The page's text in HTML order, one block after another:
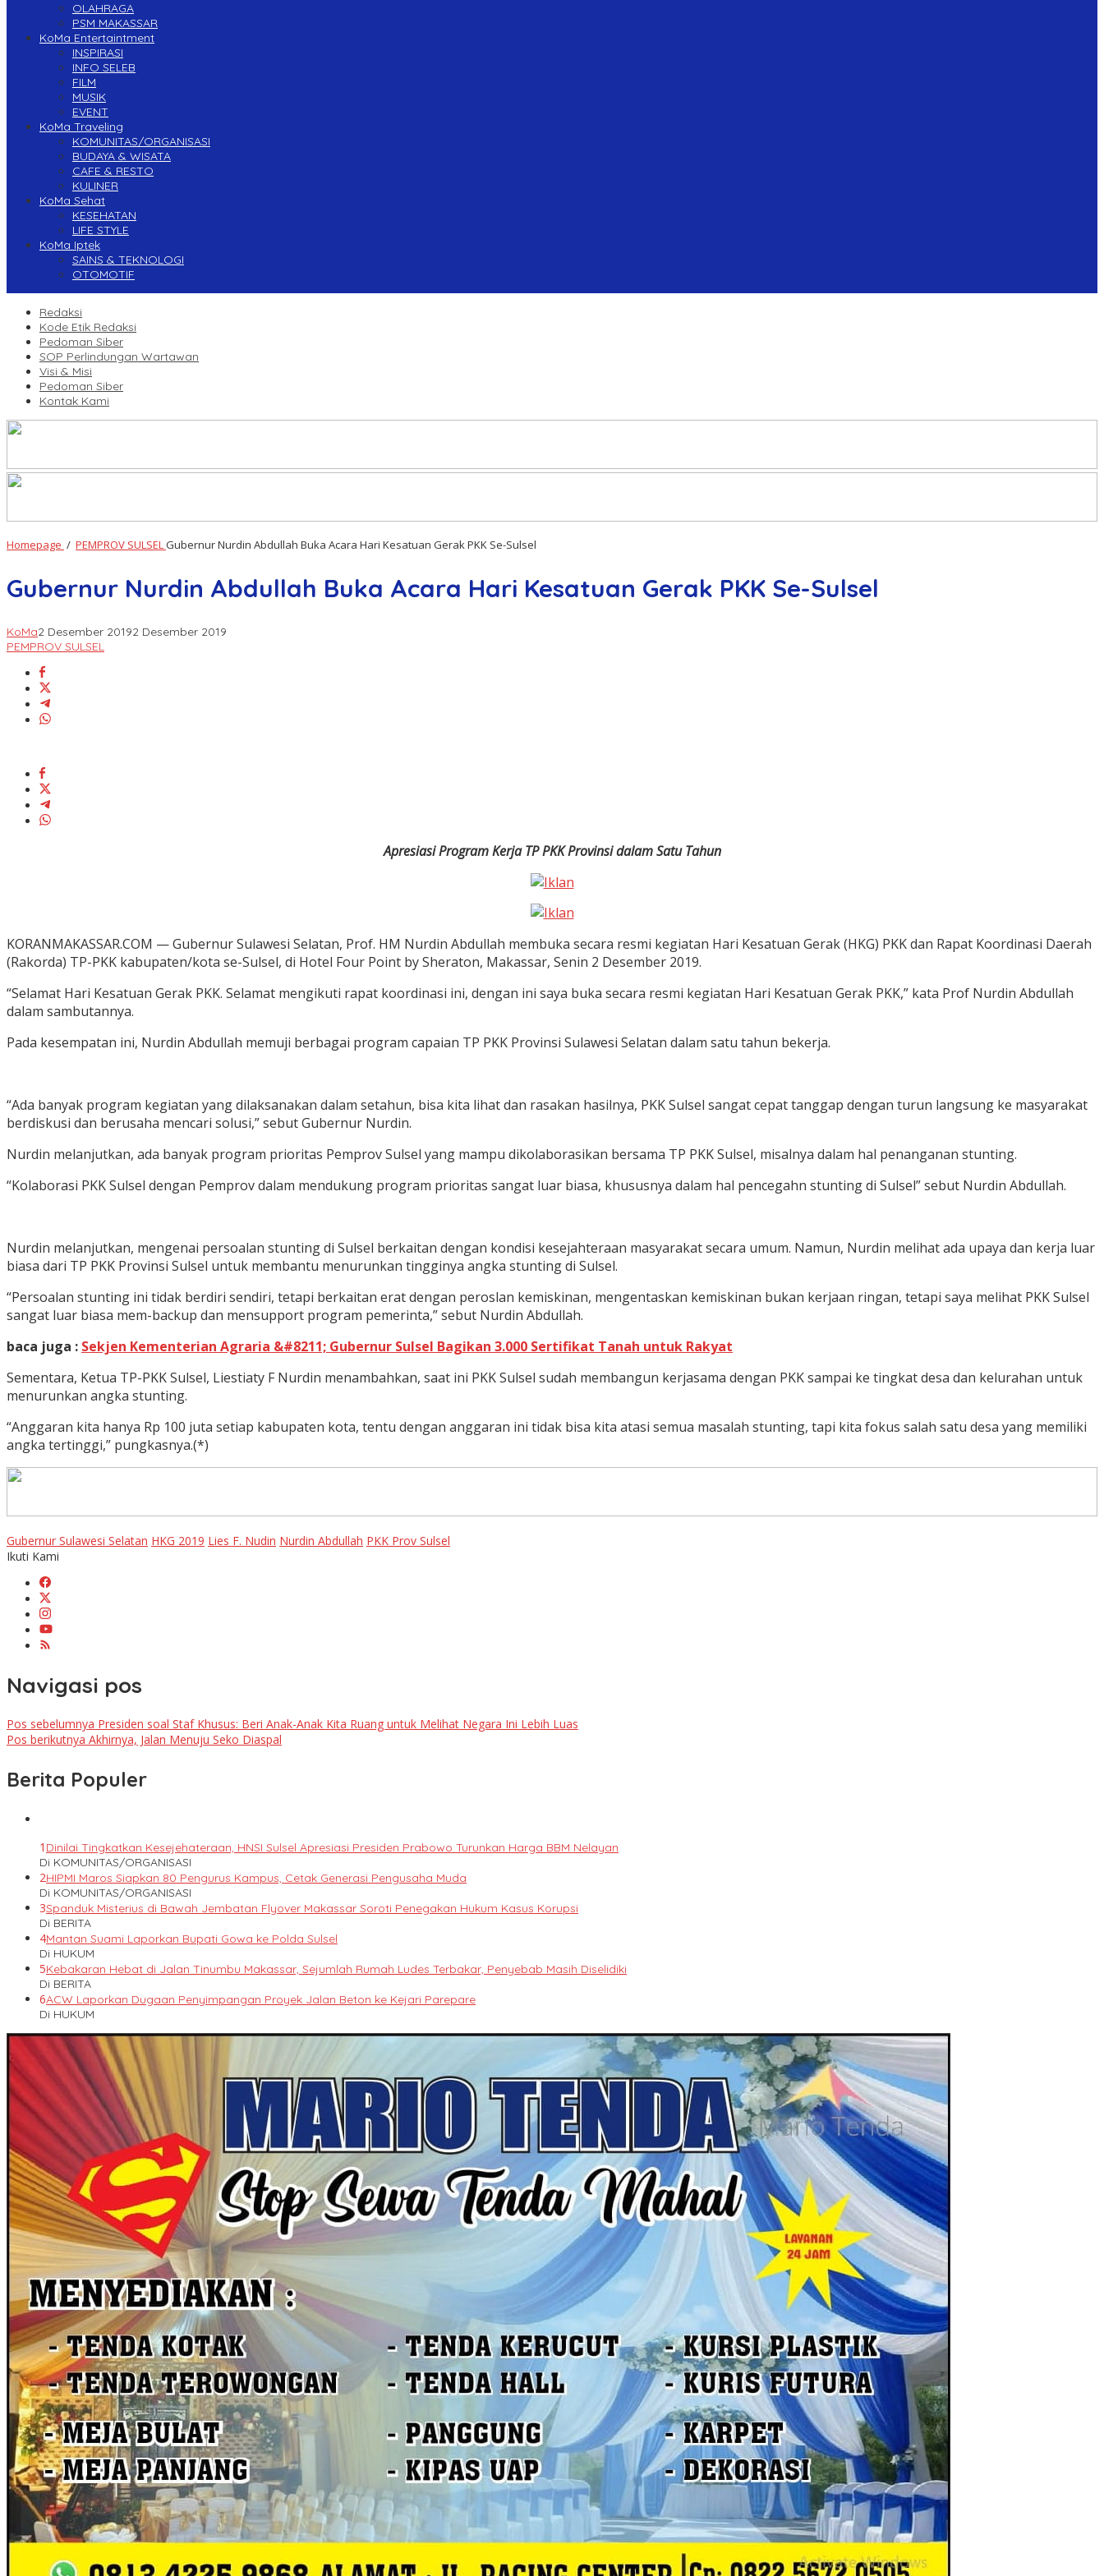
OLAHRAGA
PSM MAKASSAR
KoMa Entertaintment
INSPIRASI
INFO SELEB
FILM
MUSIK
EVENT
KoMa Traveling
KOMUNITAS/ORGANISASI
BUDAYA & WISATA
CAFE & RESTO
KULINER
KoMa Sehat
KESEHATAN
LIFE STYLE
KoMa Iptek
SAINS & TEKNOLOGI
OTOMOTIF
Redaksi
Kode Etik Redaksi
Pedoman Siber
SOP Perlindungan Wartawan
Visi & Misi
Pedoman Siber
Kontak Kami
Homepage / PEMPROV SULSELGubernur Nurdin Abdullah Buka Acara Hari Kesatuan Gerak PKK Se-Sulsel
Gubernur Nurdin Abdullah Buka Acara Hari Kesatuan Gerak PKK Se-Sulsel
KoMa2 Desember 20192 Desember 2019
PEMPROV SULSEL
Apresiasi Program Kerja TP PKK Provinsi dalam Satu Tahun
KORANMAKASSAR.COM — Gubernur Sulawesi Selatan, Prof. HM Nurdin Abdullah membuka secara resmi kegiatan Hari Kesatuan Gerak (HKG) PKK dan Rapat Koordinasi Daerah
(Rakorda) TP-PKK kabupaten/kota se-Sulsel, di Hotel Four Point by Sheraton, Makassar, Senin 2 Desember 2019.
“Selamat Hari Kesatuan Gerak PKK. Selamat mengikuti rapat koordinasi ini, dengan ini saya buka secara resmi kegiatan Hari Kesatuan Gerak PKK,” kata Prof Nurdin Abdullah
dalam sambutannya.
Pada kesempatan ini, Nurdin Abdullah memuji berbagai program capaian TP PKK Provinsi Sulawesi Selatan dalam satu tahun bekerja.
“Ada banyak program kegiatan yang dilaksanakan dalam setahun, bisa kita lihat dan rasakan hasilnya, PKK Sulsel sangat cepat tanggap dengan turun langsung ke masyarakat
berdiskusi dan berusaha mencari solusi,” sebut Gubernur Nurdin.
Nurdin melanjutkan, ada banyak program prioritas Pemprov Sulsel yang mampu dikolaborasikan bersama TP PKK Sulsel, misalnya dalam hal penanganan stunting.
“Kolaborasi PKK Sulsel dengan Pemprov dalam mendukung program prioritas sangat luar biasa, khususnya dalam hal pencegahn stunting di Sulsel” sebut Nurdin Abdullah.
Nurdin melanjutkan, mengenai persoalan stunting di Sulsel berkaitan dengan kondisi kesejahteraan masyarakat secara umum. Namun, Nurdin melihat ada upaya dan kerja luar
biasa dari TP PKK Provinsi Sulsel untuk membantu menurunkan tingginya angka stunting di Sulsel.
“Persoalan stunting ini tidak berdiri sendiri, tetapi berkaitan erat dengan peroslan kemiskinan, mengentaskan kemiskinan bukan kerjaan ringan, tetapi saya melihat PKK Sulsel
sangat luar biasa mem-backup dan mensupport program pemerinta,” sebut Nurdin Abdullah.
baca juga : Sekjen Kementerian Agraria &#8211; Gubernur Sulsel Bagikan 3.000 Sertifikat Tanah untuk Rakyat
Sementara, Ketua TP-PKK Sulsel, Liestiaty F Nurdin menambahkan, saat ini PKK Sulsel sudah membangun kerjasama dengan PKK sampai ke tingkat desa dan kelurahan untuk
menurunkan angka stunting.
“Anggaran kita hanya Rp 100 juta setiap kabupaten kota, tentu dengan anggaran ini tidak bisa kita atasi semua masalah stunting, tapi kita fokus salah satu desa yang memiliki
angka tertinggi,” pungkasnya.(*)
Gubernur Sulawesi Selatan HKG 2019 Lies F. Nudin Nurdin Abdullah PKK Prov Sulsel
Ikuti Kami
Navigasi pos
Pos sebelumnya Presiden soal Staf Khusus: Beri Anak-Anak Kita Ruang untuk Melihat Negara Ini Lebih Luas
Pos berikutnya Akhirnya, Jalan Menuju Seko Diaspal
Berita Populer
1 Dinilai Tingkatkan Kesejehateraan, HNSI Sulsel Apresiasi Presiden Prabowo Turunkan Harga BBM Nelayan
Di KOMUNITAS/ORGANISASI
2HIPMI Maros Siapkan 80 Pengurus Kampus, Cetak Generasi Pengusaha Muda
Di KOMUNITAS/ORGANISASI
3Spanduk Misterius di Bawah Jembatan Flyover Makassar Soroti Penegakan Hukum Kasus Korupsi
Di BERITA
4Mantan Suami Laporkan Bupati Gowa ke Polda Sulsel
Di HUKUM
5Kebakaran Hebat di Jalan Tinumbu Makassar, Sejumlah Rumah Ludes Terbakar, Penyebab Masih Diselidiki
Di BERITA
6ACW Laporkan Dugaan Penyimpangan Proyek Jalan Beton ke Kejari Parepare
Di HUKUM